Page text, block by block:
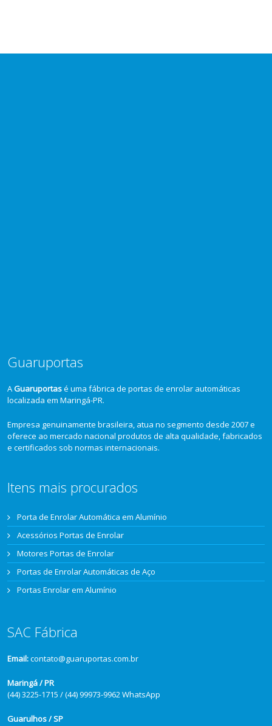
Guaruportas
AGuaruportasé uma fábrica de portas de enrolar automáticas
localizada em Maringá-PR.
Empresa genuinamente brasileira, atua no segmento desde 2007 e
oferece ao mercado nacional produtos de alta qualidade, fabricados
e certificados sob normas internacionais.
Itens mais procurados
Porta de Enrolar Automática em Alumínio
Acessórios Portas de Enrolar
Motores Portas de Enrolar
Portas de Enrolar Automáticas de Aço
Portas Enrolar em Alumínio
SAC Fábrica
Email:contato@guaruportas.com.br
Maringá / PR
(44) 3225-1715 / (44) 99973-9962 WhatsApp
Guarulhos / SP